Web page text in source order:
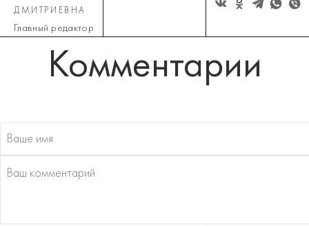
ДМИТРИЕВНА
Главный редактор
Комментарии